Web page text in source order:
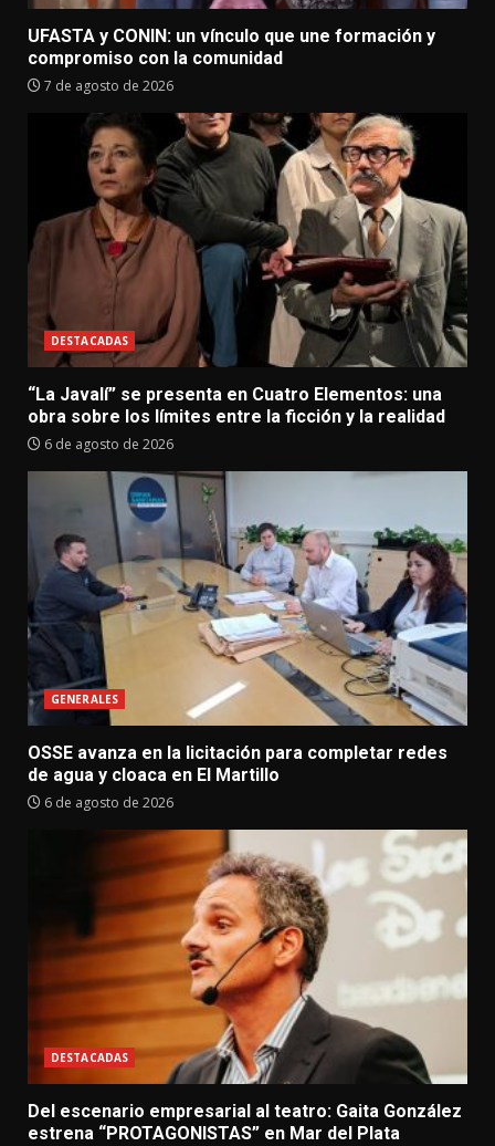
UFASTA y CONIN: un vínculo que une formación y
compromiso con la comunidad
7 de agosto de 2026
DESTACADAS
“La Javalí” se presenta en Cuatro Elementos: una
obra sobre los límites entre la ficción y la realidad
6 de agosto de 2026
GENERALES
OSSE avanza en la licitación para completar redes
de agua y cloaca en El Martillo
6 de agosto de 2026
DESTACADAS
Del escenario empresarial al teatro: Gaita González
estrena “PROTAGONISTAS” en Mar del Plata